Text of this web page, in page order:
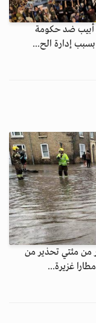
أبيب ضد حكومة
بسبب إدارة الح...
من مئتي تحذير من
غزيرة...